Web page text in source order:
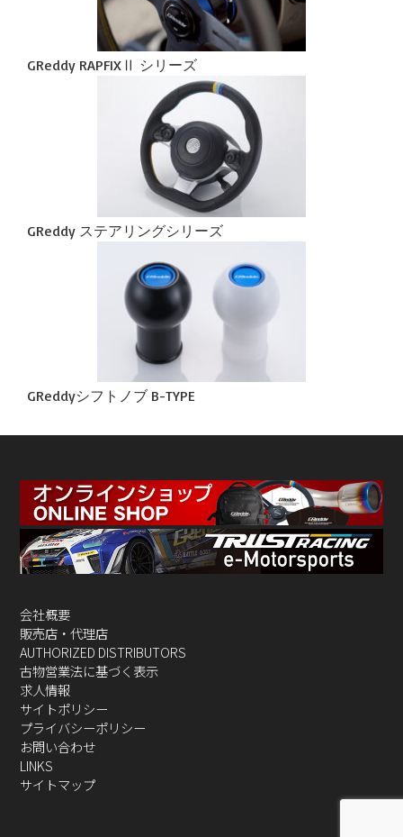
GReddy RAPFIXⅡ シリーズ
GReddy ステアリングシリーズ
GReddyシフトノブ B-TYPE
会社概要
販売店・代理店
AUTHORIZED DISTRIBUTORS
古物営業法に基づく表示
求人情報
サイトポリシー
プライバシーポリシー
お問い合わせ
LINKS
サイトマップ